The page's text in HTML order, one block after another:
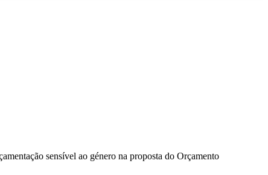
sensível ao género na proposta do Orçamento